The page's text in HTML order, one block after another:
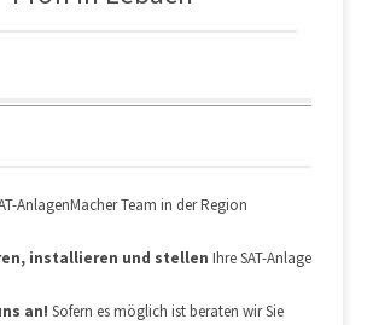
AnlagenMacher Team in der Region
installieren und stellen Ihre SAT-Anlage
an! Sofern es möglich ist beraten wir Sie